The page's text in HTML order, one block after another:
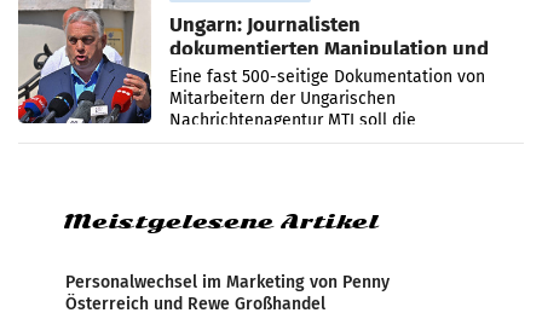
Ungarn: Journalisten
dokumentierten Manipulation und
Zensur
Eine fast 500-seitige Dokumentation von
Mitarbeitern der Ungarischen
Nachrichtenagentur MTI soll die
systematische Nachrichten-Manipulation und
Meistgelesene Artikel
Personalwechsel im Marketing von Penny
Österreich und Rewe Großhandel